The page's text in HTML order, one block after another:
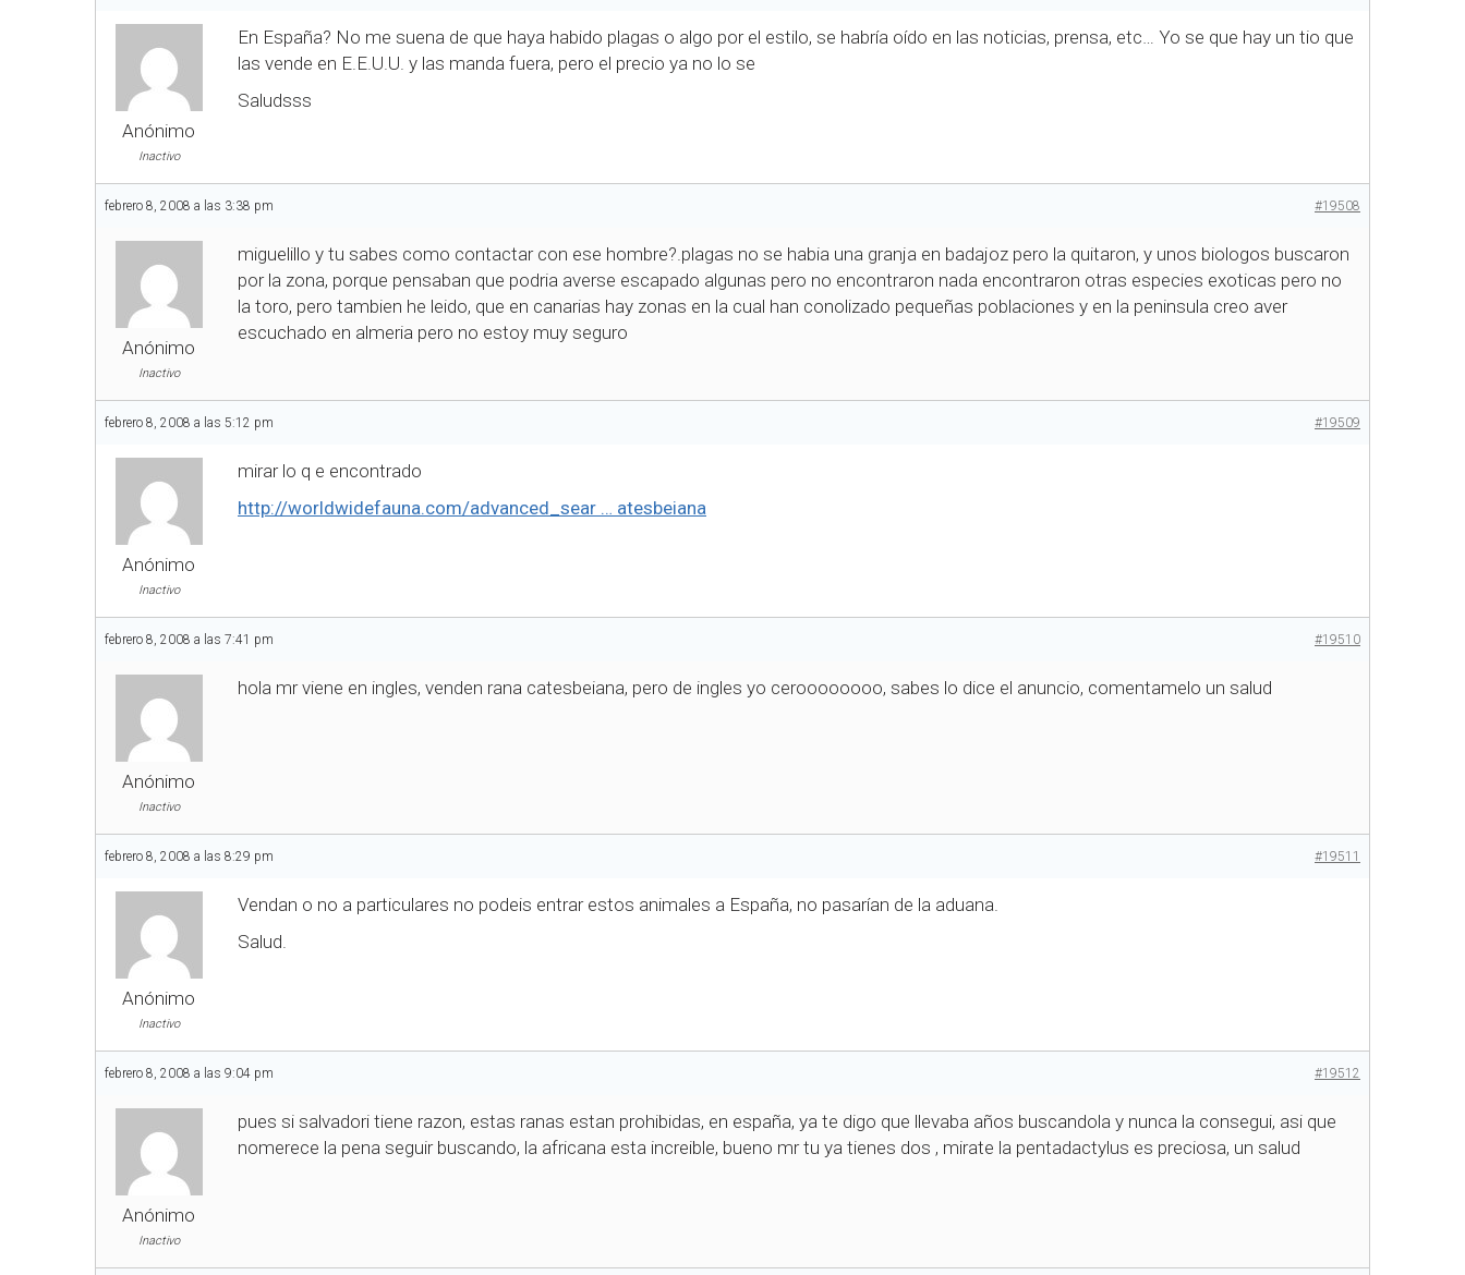
Anónimo
Inactivo
En España? No me suena de que haya habido plagas o algo por el estilo, se habría oído en las noticias, prensa, etc… Yo se que hay un tio que
las vende en E.E.U.U. y las manda fuera, pero el precio ya no lo se
Saludsss
febrero 8, 2008 a las 3:38 pm #19508
Anónimo
Inactivo
miguelillo y tu sabes como contactar con ese hombre?.plagas no se habia una granja en badajoz pero la quitaron, y unos biologos buscaron
por la zona, porque pensaban que podria averse escapado algunas pero no encontraron nada encontraron otras especies exoticas pero no
la toro, pero tambien he leido, que en canarias hay zonas en la cual han conolizado pequeñas poblaciones y en la peninsula creo aver
escuchado en almeria pero no estoy muy seguro
febrero 8, 2008 a las 5:12 pm #19509
Anónimo
Inactivo
mirar lo q e encontrado
http://worldwidefauna.com/advanced_sear … atesbeiana
febrero 8, 2008 a las 7:41 pm #19510
Anónimo
Inactivo
hola mr viene en ingles, venden rana catesbeiana, pero de ingles yo ceroooooooo, sabes lo dice el anuncio, comentamelo un salud
febrero 8, 2008 a las 8:29 pm #19511
Anónimo
Inactivo
Vendan o no a particulares no podeis entrar estos animales a España, no pasarían de la aduana.
Salud.
febrero 8, 2008 a las 9:04 pm #19512
Anónimo
Inactivo
pues si salvadori tiene razon, estas ranas estan prohibidas, en españa, ya te digo que llevaba años buscandola y nunca la consegui, asi que
nomerece la pena seguir buscando, la africana esta increible, bueno mr tu ya tienes dos , mirate la pentadactylus es preciosa, un salud